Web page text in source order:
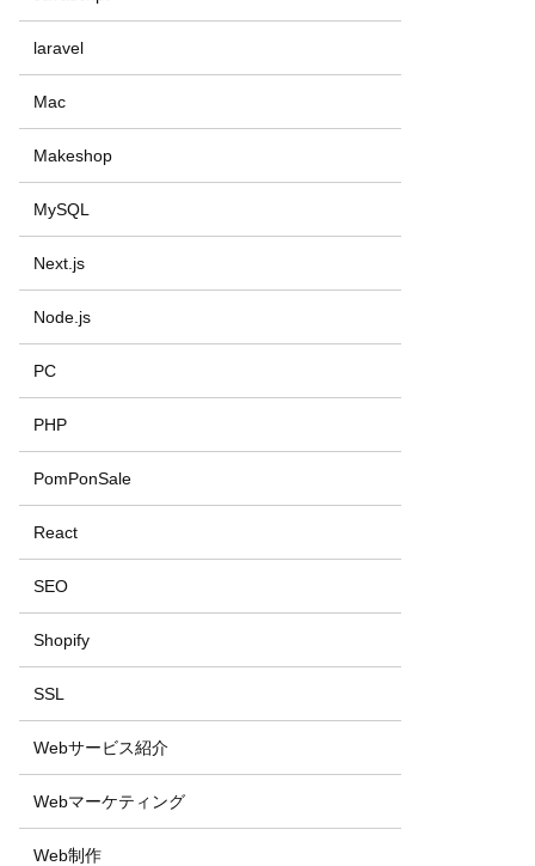
laravel
Mac
Makeshop
MySQL
Next.js
Node.js
PC
PHP
PomPonSale
React
SEO
Shopify
SSL
Webサービス紹介
Webマーケティング
Web制作